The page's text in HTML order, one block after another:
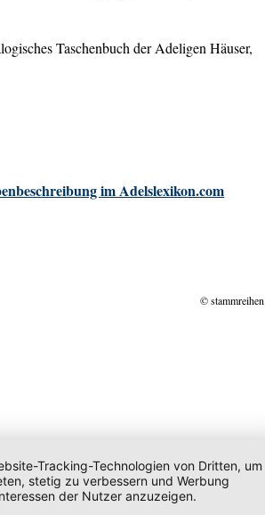
Taschenbuch der Adeligen Häuser,
im Adelslexikon.com
©
Tracking-Technologien von Dritten, um
stetig zu verbessern und Werbung
der Nutzer anzuzeigen.